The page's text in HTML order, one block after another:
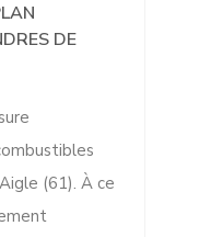
DE
(61). À ce